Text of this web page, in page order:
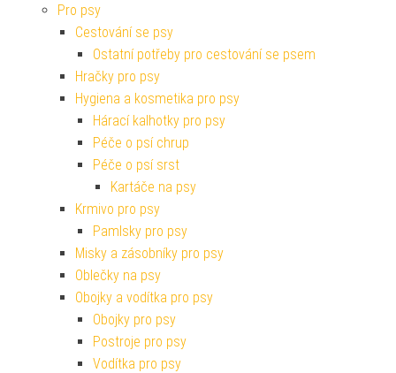
Pro psy
Cestování se psy
Ostatní potřeby pro cestování se psem
Hračky pro psy
Hygiena a kosmetika pro psy
Hárací kalhotky pro psy
Péče o psí chrup
Péče o psí srst
Kartáče na psy
Krmivo pro psy
Pamlsky pro psy
Misky a zásobníky pro psy
Oblečky na psy
Obojky a vodítka pro psy
Obojky pro psy
Postroje pro psy
Vodítka pro psy